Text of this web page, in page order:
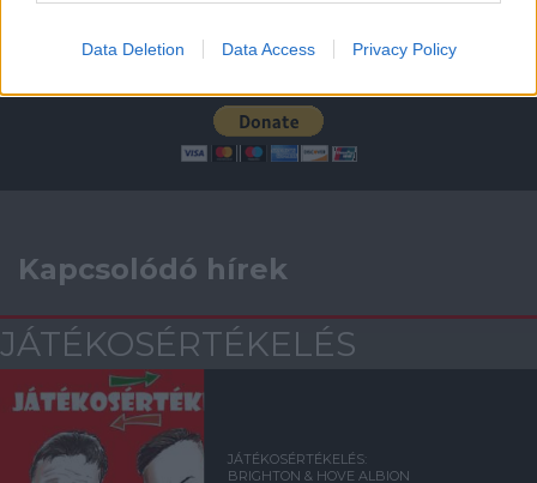
Data Deletion Data Access Privacy Policy
Támogasd adományoddal
Kapcsolódó hírek
JÁTÉKOSÉRTÉKELÉS
JÁTÉKOSÉRTÉKELÉS:
BRIGHTON & HOVE ALBION